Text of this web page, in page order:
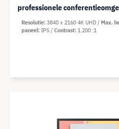
professionele
Resolutie 3840 x 2160 4K UHD Max.
paneel IPS Contrast 1.200 :1